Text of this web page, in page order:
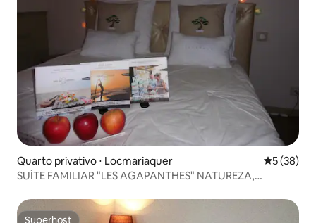
Quarto privativo ⋅ Locmariaquer 5 de uma
5 (38)
SUÍTE FAMILIAR "LES AGAPANTHES" NATUREZA,
Superhost